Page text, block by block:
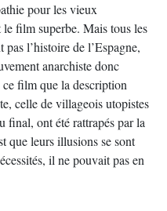
pour les vieux
film superbe. Mais tous les
l’histoire de l’Espagne,
anarchiste donc
film que la description
celle de villageois utopistes
ont été rattrapés par la
que leurs illusions se sont
il ne pouvait pas en